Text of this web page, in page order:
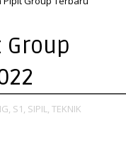
Group
S1, SIPIL, TEKNIK